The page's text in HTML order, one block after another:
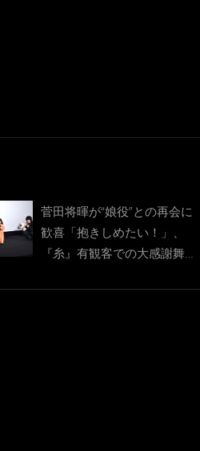
菅田将暉が“娘役”との再会に
歓喜「抱きしめたい！」、
『糸』有観客での大感謝舞台